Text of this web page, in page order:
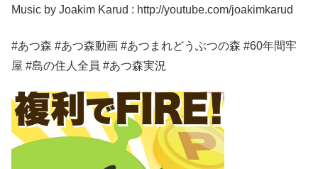
Music by Joakim Karud : http://youtube.com/joakimkarud
#あつ森 #あつ森動画 #あつまれどうぶつの森 #60年間牢
屋 #島の住人全員 #あつ森実況